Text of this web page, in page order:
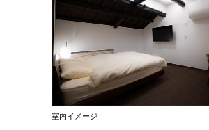
室内イメージ